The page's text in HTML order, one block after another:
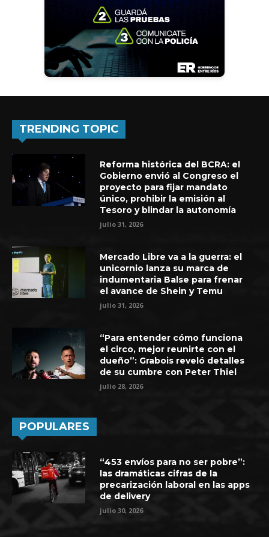
TRENDING TOPIC
Reforma histórica del BCRA: el
Gobierno envió al Congreso el
proyecto para fijar mandato
único, prohibir la emisión al
Tesoro y blindar la autonomía
julio 31, 2026
Mercado Libre va a la guerra: el
unicornio lanza su marca de
indumentaria Balse para frenar
el avance de Shein y Temu
julio 31, 2026
“Para entender cómo funciona
el circo, mejor reunirte con el
dueño”: Grabois reveló detalles
de su cumbre con Peter Thiel
julio 28, 2026
POPULARES
“453 envíos para no ser pobre”:
las dramáticas cifras de la
precarización laboral en las apps
de delivery
julio 30, 2026